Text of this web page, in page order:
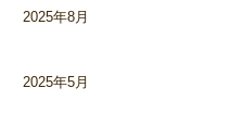
2025年8月
2025年5月